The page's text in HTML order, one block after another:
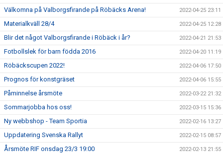
Välkomna på Valborgsfirande på Röbäcks Arena! 2022-04-25 23:11
Materialkväll 28/4 2022-04-25 12:28
Blir det något Valborgsfirande i Röbäck i år? 2022-04-21 21:53
Fotbollslek för barn födda 2016 2022-04-20 11:19
Röbäckscupen 2022! 2022-04-06 17:50
Prognos för konstgräset 2022-04-06 15:55
Påminnelse årsmöte 2022-03-22 21:32
Sommarjobba hos oss! 2022-03-15 15:36
Ny webbshop - Team Sportia 2022-02-16 13:27
Uppdatering Svenska Rallyt 2022-02-15 08:57
Årsmöte RIF onsdag 23/3 19:00 2022-02-13 21:55